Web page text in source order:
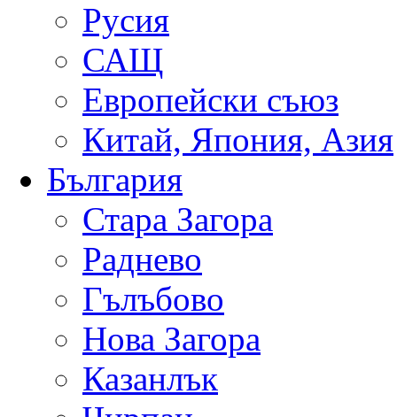
Русия
САЩ
Европейски съюз
Китай, Япония, Азия
България
Стара Загора
Раднево
Гълъбово
Нова Загора
Казанлък